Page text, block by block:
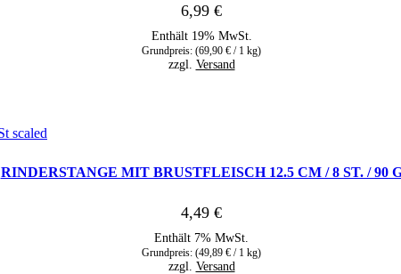
6,99 €
Enthält 19% MwSt.
Grundpreis: (69,90 € / 1 kg)
zzgl. Versand
RINDERSTANGE MIT BRUSTFLEISCH 12.5 CM / 8 ST. / 90
4,49 €
Enthält 7% MwSt.
Grundpreis: (49,89 € / 1 kg)
zzgl. Versand